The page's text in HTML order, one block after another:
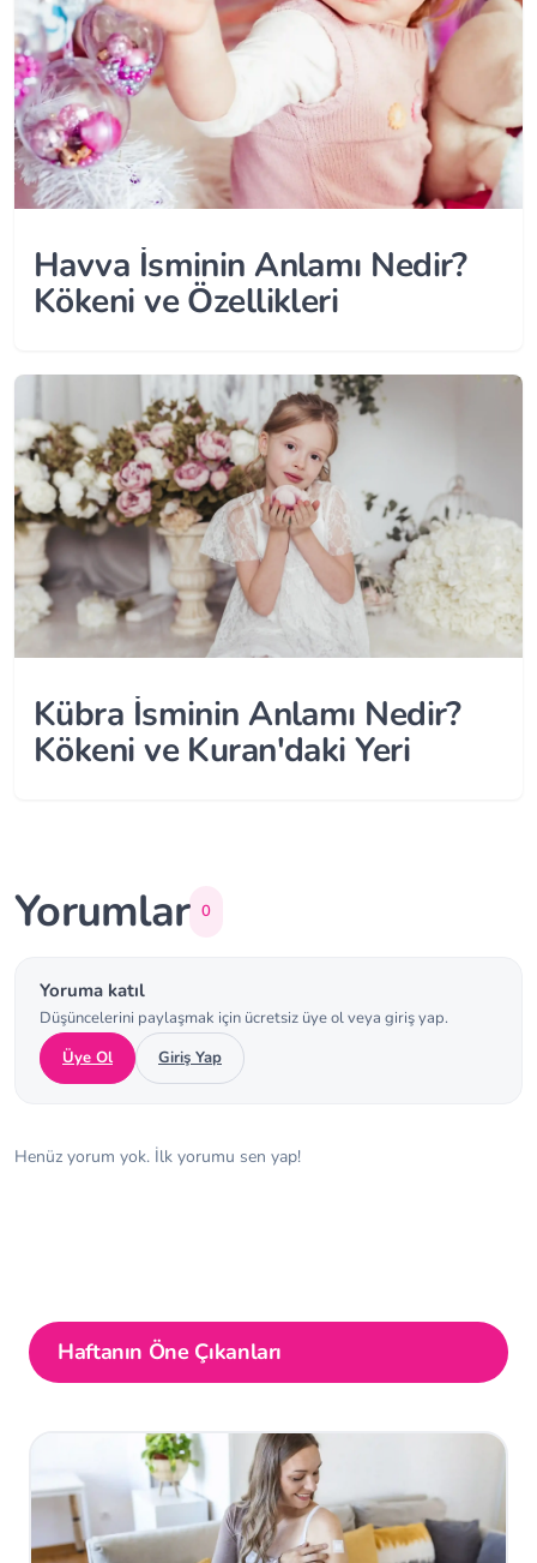
Havva İsminin Anlamı Nedir?
Kökeni ve Özellikleri
Kübra İsminin Anlamı Nedir?
Kökeni ve Kuran'daki Yeri
Yorumlar 0
Yoruma katıl
Düşüncelerini paylaşmak için ücretsiz üye ol veya giriş yap.
Üye Ol
Giriş Yap
Henüz yorum yok. İlk yorumu sen yap!
Haftanın Öne Çıkanları